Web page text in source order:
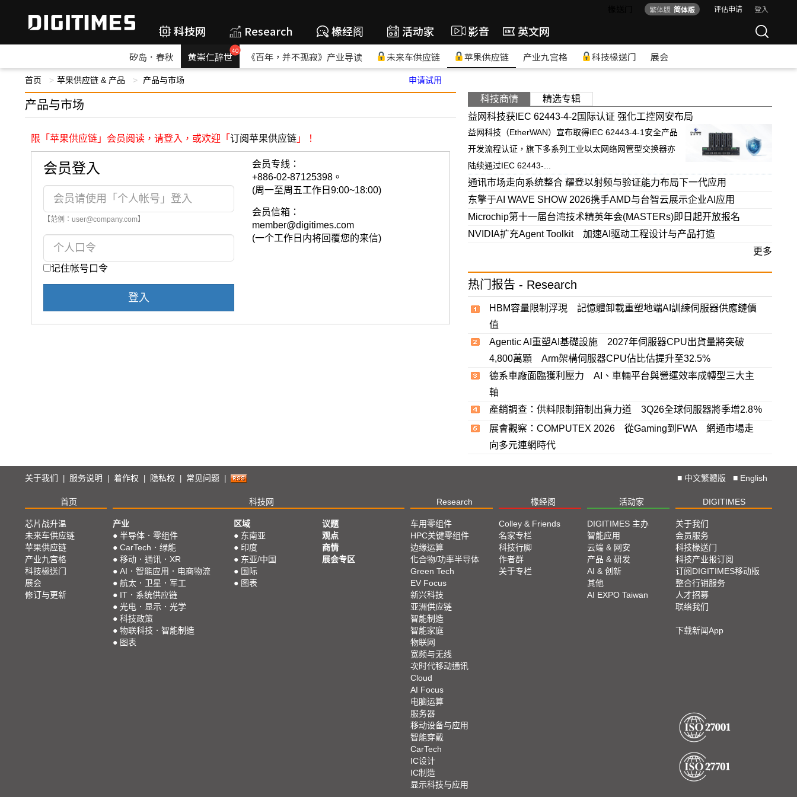
繁体版 简体版 评估申请 登入
科技网 Research 椽经阁 活动家 影音 英文网
矽岛．春秋 黄崇仁辞世40 《百年，并不孤寂》产业导读 未来车供应链 苹果供应链 产业九宫格 科技椽送门 展会
首页 苹果供应链 & 产品 产品与市场 申请试用
产品与市场
限「苹果供应链」会员阅读，请登入，或欢迎「 订阅苹果供应链 」！
会员登入
【范例：user@company.com】
记住帐号口令
登入
会员专线：
+886-02-87125398。
(周一至周五工作日9:00~18:00)
会员信箱：
member@digitimes.com
(一个工作日内将回覆您的来信)
科技商情
精选专辑
益网科技获IEC 62443-4-2国际认证 强化工控网安布局
益网科技（EtherWAN）宣布取得IEC 62443-4-1安全产品
开发流程认证，旗下多系列工业以太网络网管型交换器亦
陆续通过IEC 62443-...
通讯市场走向系统整合 耀登以射频与验证能力布局下一代应用
东擎于AI WAVE SHOW 2026携手AMD与台智云展示企业AI应用
Microchip第十一届台湾技术精英年会(MASTERs)即日起开放报名
NVIDIA扩充Agent Toolkit 加速AI驱动工程设计与产品打造
更多
热门报告 - Research
HBM容量限制浮現 記憶體卸載重塑地端AI訓練伺服器供應鏈價
值
Agentic AI重塑AI基礎設施 2027年伺服器CPU出貨量將突破
4,800萬顆 Arm架構伺服器CPU佔比估提升至32.5%
德系車廠面臨獲利壓力 AI、車輛平台與營運效率成轉型三大主
軸
產銷調查：供料限制箝制出貨力道 3Q26全球伺服器將季增2.8％
展會觀察：COMPUTEX 2026 從Gaming到FWA 網通市場走
向多元連網時代
关于我们 服务说明 着作权 隐私权 常见问题 ■ 中文繁體版 ■ English
首页 科技网 Research 椽经阁 活动家 DIGITIMES
芯片战升温
未来车供应链
苹果供应链
产业九宫格
科技椽送门
展会
修订与更新
产业
● 半导体．零组件
● CarTech．绿能
● 移动．通讯．XR
● AI．智能应用．电商物流
● 航太．卫星．军工
● IT．系统供应链
● 光电．显示．光学
● 科技政策
● 物联科技．智能制造
● 图表
区域
● 东南亚
● 印度
● 东亚/中国
● 国际
● 图表
议题
观点
商情
展会专区
车用零组件
HPC关键零组件
边缘运算
化合物/功率半导体
Green Tech
EV Focus
新兴科技
亚洲供应链
智能制造
智能家庭
物联网
宽频与无线
次时代移动通讯
Cloud
AI Focus
电脑运算
服务器
移动设备与应用
智能穿戴
CarTech
IC设计
IC制造
显示科技与应用
Colley & Friends
名家专栏
科技行脚
作者群
关于专栏
DIGITIMES 主办
智能应用
云端 & 网安
产品 & 研发
AI & 创新
其他
AI EXPO Taiwan
关于我们
会员服务
科技椽送门
科技产业报订阅
订阅DIGITIMES移动版
整合行销服务
人才招募
联络我们
下载新闻App